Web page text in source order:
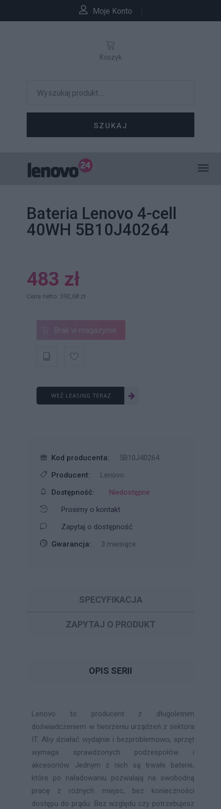
Moje Konto
SZUKAJ
Koszyk
Bateria Lenovo 4-cell
40WH 5B10J40264
483 zł
Cena netto: 392,68 zł
Brak w magazynie
WEŹ LEASING TERAZ
Kod producenta:
5B10J40264
Producent:
Lenovo
Dostępność:
Niedostępne
Prosimy o kontakt
Zapytaj o dostępność
Gwarancja:
3 miesiące
SPECYFIKACJA
ZAPYTAJ O PRODUKT
OPIS SERII
Lenovo to producent z długoletnim
doświadczeniem w tworzeniu urządzeń z sektora
IT. Aby działać wydajnie i bezproblemowo, sprzęt
wymaga sprawdzonych podzespołów i
akcesoriów. Jednym z nich są trwałe baterie,
które po naładowaniu pozwalają na swobodną
pracę z różnych miejsc, bez konieczności
dostępu do prądu. Bez względu czy potrzebujesz